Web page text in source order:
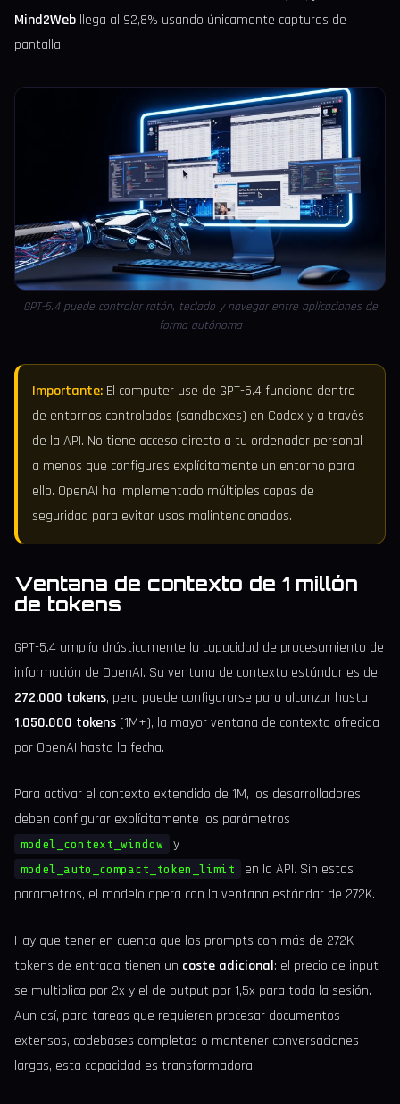
Mind2Web llega al 92,8% usando únicamente capturas de
pantalla.
GPT-5.4 puede controlar ratón, teclado y navegar entre aplicaciones de
forma autónoma
Importante: El computer use de GPT-5.4 funciona dentro
de entornos controlados (sandboxes) en Codex y a través
de la API. No tiene acceso directo a tu ordenador personal
a menos que configures explícitamente un entorno para
ello. OpenAI ha implementado múltiples capas de
seguridad para evitar usos malintencionados.
Ventana de contexto de 1 millón
de tokens
GPT-5.4 amplía drásticamente la capacidad de procesamiento de
información de OpenAI. Su ventana de contexto estándar es de
272.000 tokens, pero puede configurarse para alcanzar hasta
1.050.000 tokens (1M+), la mayor ventana de contexto ofrecida
por OpenAI hasta la fecha.
Para activar el contexto extendido de 1M, los desarrolladores
deben configurar explícitamente los parámetros
model_context_window y
model_auto_compact_token_limit
en la API. Sin estos
parámetros, el modelo opera con la ventana estándar de 272K.
Hay que tener en cuenta que los prompts con más de 272K
tokens de entrada tienen un coste adicional: el precio de input
se multiplica por 2x y el de output por 1,5x para toda la sesión.
Aun así, para tareas que requieren procesar documentos
extensos, codebases completas o mantener conversaciones
largas, esta capacidad es transformadora.